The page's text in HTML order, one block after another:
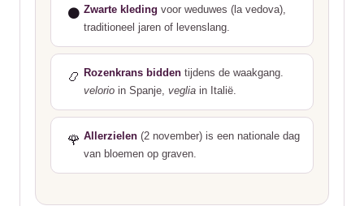
⚫ Zwarte kleding voor weduwes (la vedova),
traditioneel jaren of levenslang.
📿 Rozenkrans bidden tijdens de waakgang.
velorio in Spanje, veglia in Italië.
🌹 Allerzielen (2 november) is een nationale dag
van bloemen op graven.